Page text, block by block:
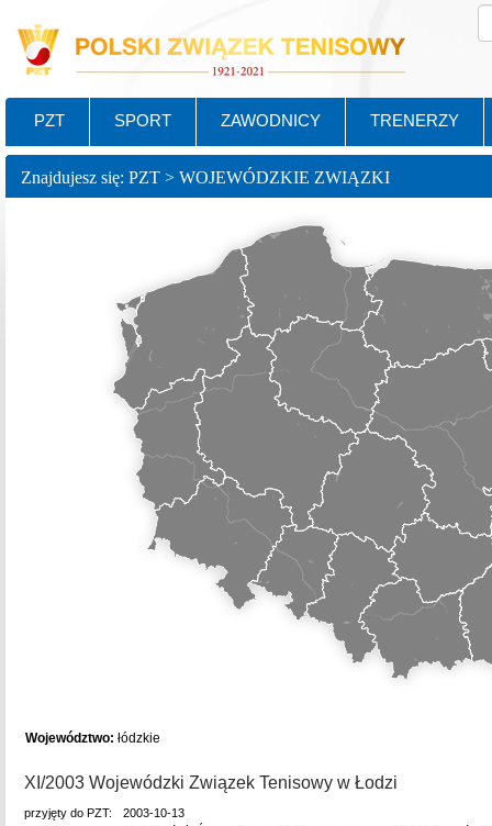
PZT SPORT ZAWODNICY TRENERZY
Znajdujesz się: PZT > WOJEWÓDZKIE ZWIĄZKI
Województwo: łódzkie
XI/2003 Wojewódzki Związek Tenisowy w Łodzi
przyjęty do PZT:
2003-10-13